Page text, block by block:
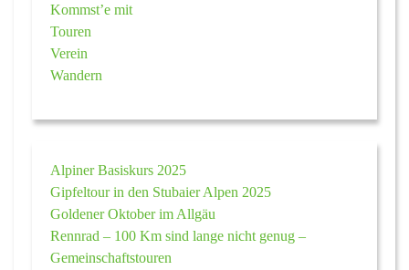
Kommst’e mit
Touren
Verein
Wandern
Alpiner Basiskurs 2025
Gipfeltour in den Stubaier Alpen 2025
Goldener Oktober im Allgäu
Rennrad – 100 Km sind lange nicht genug –
Gemeinschaftstouren